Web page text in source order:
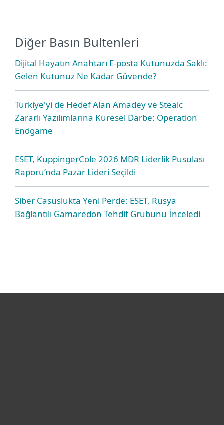
Diğer Basın Bultenleri
Dijital Hayatın Anahtarı E-posta Kutunuzda Saklı:
Gelen Kutunuz Ne Kadar Güvende?
Türkiye'yi de Hedef Alan Amadey ve Stealc
Zararlı Yazılımlarına Küresel Darbe: Operation
Endgame
ESET, KuppingerCole 2026 MDR Liderlik Pusulası
Raporu’nda Pazar Lideri Seçildi
Siber Casuslukta Yeni Perde: ESET, Rusya
Bağlantılı Gamaredon Tehdit Grubunu İnceledi